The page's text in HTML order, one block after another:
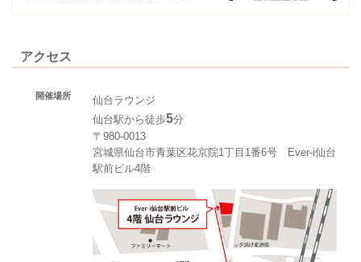
アクセス
開催場所
仙台ラウンジ
仙台駅から徒歩5分
〒980-0013
宮城県仙台市青葉区花京院1丁目1番6号 Ever-i仙台
駅前ビル4階